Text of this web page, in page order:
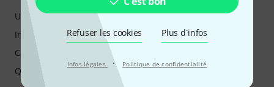
Refuser les cookies Plus d´infos
Infos légales · Politique de confidentialité
Utilisation
Image/Son
Caractéristiques
Qualité de fabrication